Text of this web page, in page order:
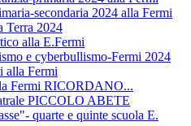
secondaria 2024 alla Fermi
Terra 2024
alla E.Fermi
e cyberbullismo-Fermi 2024
alla Fermi
Fermi RICORDANO...
PICCOLO ABETE
quarte e quinte scuola E.